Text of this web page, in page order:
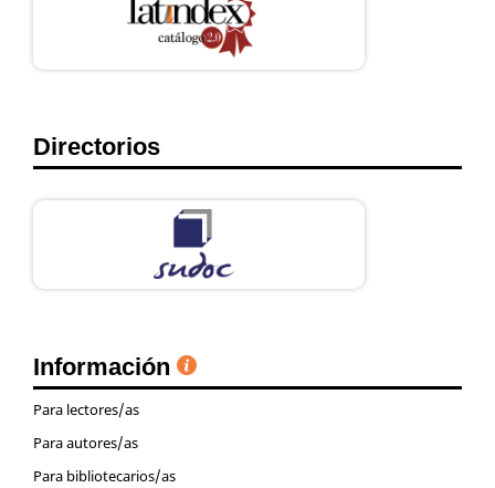
Directorios
Información
Para lectores/as
Para autores/as
Para bibliotecarios/as